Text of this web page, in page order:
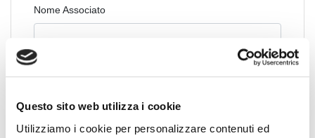
Questo sito web utilizza i cookie
Utilizziamo i cookie per personalizzare contenuti ed
Nome Associato
Collegio Regionale